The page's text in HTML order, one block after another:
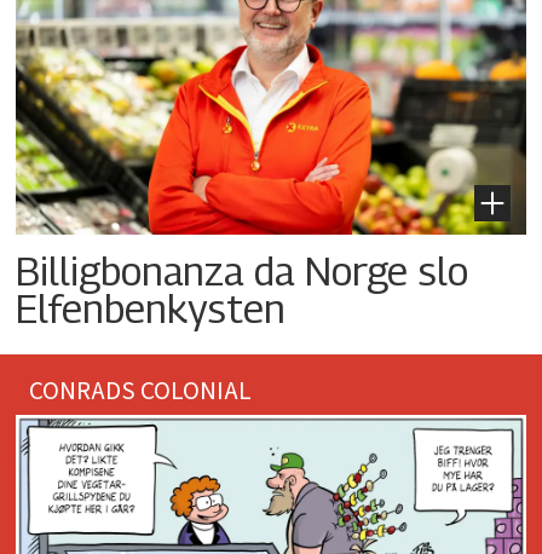
Billigbonanza da Norge slo
Elfenbenkysten
CONRADS COLONIAL